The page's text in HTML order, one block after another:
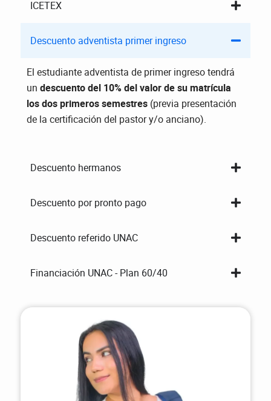
ICETEX
Descuento adventista primer ingreso
El estudiante adventista de primer ingreso tendrá
un descuento del 10% del valor de su matrícula
los dos primeros semestres (previa presentación
de la certificación del pastor y/o anciano).
Descuento hermanos
Descuento por pronto pago
Descuento referido UNAC
Financiación UNAC - Plan 60/40